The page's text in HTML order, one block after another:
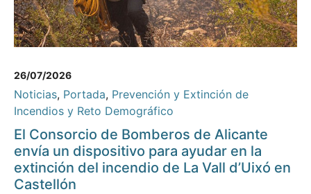
26/07/2026
Noticias, Portada, Prevención y Extinción de
Incendios y Reto Demográfico
El Consorcio de Bomberos de Alicante
envía un dispositivo para ayudar en la
extinción del incendio de La Vall d’Uixó en
Castellón